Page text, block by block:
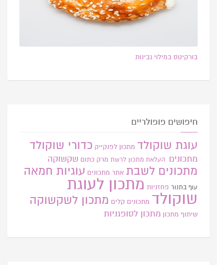
בורקיטס במילוי גבינות
חיפושים פופולריים
עוגת שוקולד מתכון לפנקייק כדורי שוקולד
מתכונים העלאת מתכון לרשת מרק כתום שקשוקה
מתכונים לשבת אתר מתכונים עוגיות חמאה
עוף בתנור פחזניות מתכון לעוגת
שוקולד מתכונים קלים מתכון לשקשוקה
שיתוף מתכון מתכון לסופגניות